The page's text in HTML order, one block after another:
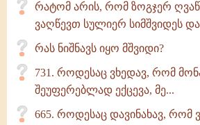
რატომ არის, რომ ზოგჯერ
ვაღწევთ სულიერ სიმშვიდეს
რას ნიშნავს იყო მშვიდი?
731. როდესაც ვხედავ, რომ
შეუფერებლად ექცევა, მე...
665. როდესაც დავინახავ, რომ